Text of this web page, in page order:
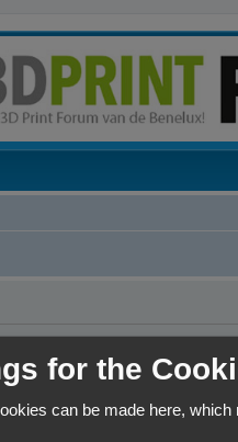
for the
can be made here, which